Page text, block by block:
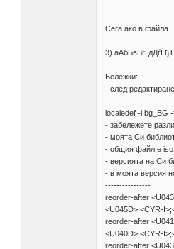
Сега ако в файла
3)
Бележки:
- след
localedef -i bg_BG
- забележете
- моята Си
- общия файл е
- версията на Си
- в моята версия
----------------
reorder-after
<U045D> <CYR-
reorder-after
<U040D> <CYR-
reorder-after